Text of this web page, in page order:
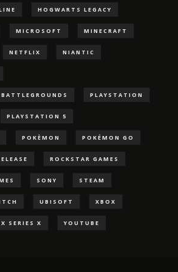
HOGWARTS LEGACY
MICROSOFT MINECRAFT
NETFLIX NIANTIC
PLAYSTATION
PLAYSTATION 5
POKÈMON POKÉMON GO
ROCKSTAR GAMES
SONY STEAM
UBISOFT XBOX
SERIES X YOUTUBE